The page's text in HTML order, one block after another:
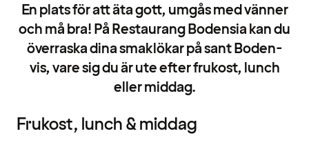
En plats för att äta gott, umgås med vänner
och må bra! På Restaurang Bodensia kan du
överraska dina smaklökar på sant Boden-
vis, vare sig du är ute efter frukost, lunch
eller middag.
Frukost, lunch & middag